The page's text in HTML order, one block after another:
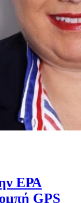
ΕΡΑ
GPS